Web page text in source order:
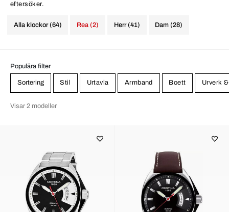
eftersöker.
Alla klockor (64) Herr (41) Dam (28)
Rea (2)
Populära filter
Sortering Stil Urtavla Armband Boett Urverk
Visar 2 modeller